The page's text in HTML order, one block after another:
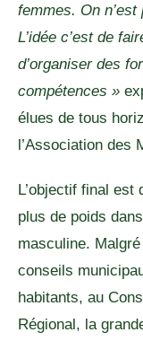
femmes. On
L’idée c’est de
d’organiser des
compétences »
élues de tous
l’Association des
L’objectif final est
plus de poids
masculine.
conseils
habitants, au
Régional, la